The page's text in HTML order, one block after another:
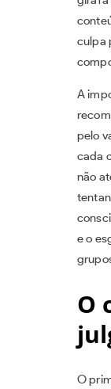
culpa
A
pelo
cada
não
e o
O
O